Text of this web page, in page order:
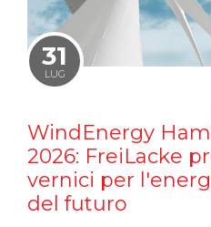
31
LUG
WindEnergy
2026: FreiLacke
vernici per
del futuro